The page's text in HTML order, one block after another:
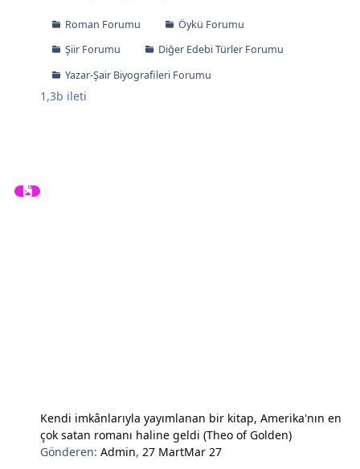
Roman Forumu
Öykü Forumu
Şiir Forumu
Diğer Edebi Türler Forumu
Yazar-Şair Biyografileri Forumu
1,3b ileti
Kendi imkânlarıyla yayımlanan bir kitap, Amerika'nın en
çok satan romanı haline geldi (Theo of Golden)
Gönderen:Admin, 27 MartMar 27